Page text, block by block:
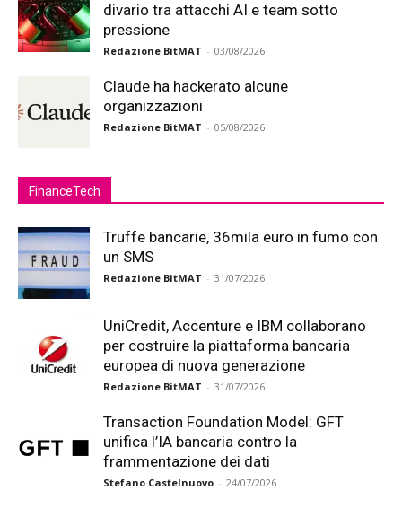
divario tra attacchi AI e team sotto
pressione
Redazione BitMAT - 03/08/2026
Claude ha hackerato alcune
organizzazioni
Redazione BitMAT - 05/08/2026
FinanceTech
Truffe bancarie, 36mila euro in fumo con
un SMS
Redazione BitMAT - 31/07/2026
UniCredit, Accenture e IBM collaborano
per costruire la piattaforma bancaria
europea di nuova generazione
Redazione BitMAT - 31/07/2026
Transaction Foundation Model: GFT
unifica l’IA bancaria contro la
frammentazione dei dati
Stefano Castelnuovo - 24/07/2026